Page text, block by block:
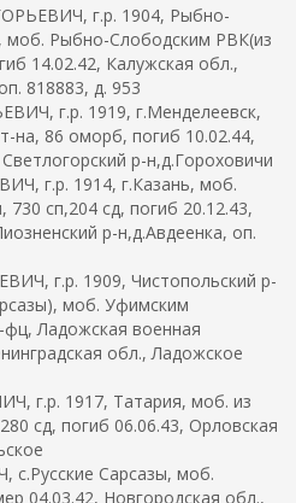
г.р. 1904, Рыбно-
моб. Рыбно-Слободским РВК(из
14.02.42, Калужская обл.,
818883, д. 953
г.р. 1919, г.Менделеевск,
на, 86 оморб, погиб 10.02.44,
р-н,д.Гороховичи
г.р. 1914, г.Казань, моб.
сп,204 сд, погиб 20.12.43,
р-н,д.Авдеенка, оп.
г.р. 1909, Чистопольский р-
моб. Уфимским
Ладожская военная
обл., Ладожское
г.р. 1917, Татария, моб. из
сд, погиб 06.06.43, Орловская
Сарсазы, моб.
04.03.42, Новгородская обл.,